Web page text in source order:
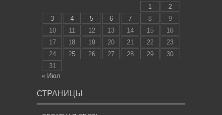
1
2
3
4 5 6 7 8
9
10
11 12 13 14 15
16
17
18 19 20 21 22
23
24
25 26 27 28 29
30
31
« Июл
СТРАНИЦЫ